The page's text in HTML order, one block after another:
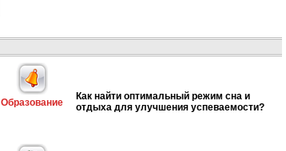
Образование
Как найти оптимальный режим сна и
отдыха для улучшения успеваемости?